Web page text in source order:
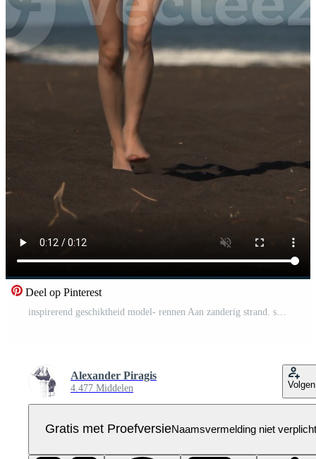
Deel op Pinterest
Alexander Piragis
4.477 Middelen Volgen
Gratis met ProefversieNaamsvermelding niet verplicht